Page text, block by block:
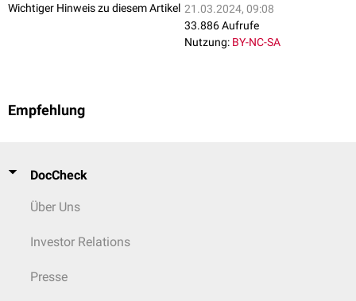
Wichtiger Hinweis zu diesem Artikel 21.03.2024, 09:08
33.886 Aufrufe
Nutzung: BY-NC-SA
Empfehlung
DocCheck
Über Uns
Investor Relations
Presse